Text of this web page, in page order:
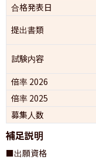
合格発表日
提出書類
試験内容
倍率 2026
倍率 2025
募集人数
補足説明
■出願資格